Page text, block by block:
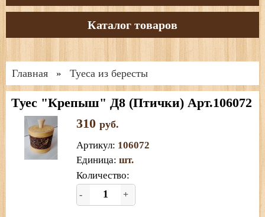
Каталог товаров
Главная » Туеса из бересты
Туес "Крепыш" Д8 (Птички) Арт.106072
310 руб.
Артикул: 106072
Единица: шт.
Количество:
- +